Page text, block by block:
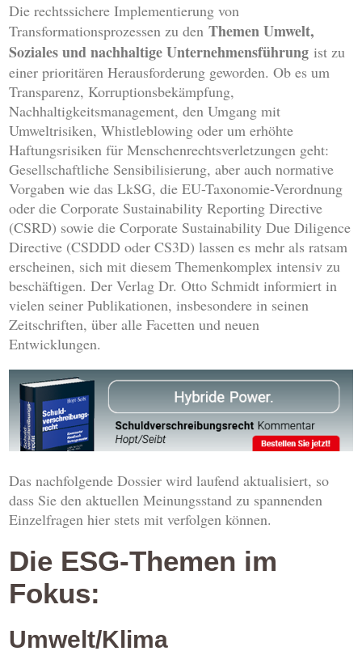
Die rechtssichere Implementierung von
Transformationsprozessen zu denThemen Umwelt,
Soziales und nachhaltige Unternehmensführung ist zu
einer prioritären Herausforderung geworden. Ob es um
Transparenz, Korruptionsbekämpfung,
Nachhaltigkeitsmanagement, den Umgang mit
Umweltrisiken, Whistleblowing oder um erhöhte
Haftungsrisiken für Menschenrechtsverletzungen geht:
Gesellschaftliche Sensibilisierung, aber auch normative
Vorgaben wie das LkSG, die EU-Taxonomie-Verordnung
oder die Corporate Sustainability Reporting Directive
(CSRD) sowie die Corporate Sustainability Due Diligence
Directive (CSDDD oder CS3D) lassen es mehr als ratsam
erscheinen, sich mit diesem Themenkomplex intensiv zu
beschäftigen. Der Verlag Dr. Otto Schmidt informiert in
vielen seiner Publikationen, insbesondere in seinen
Zeitschriften, über alle Facetten und neuen
Entwicklungen.
Das nachfolgende Dossier wird laufend aktualisiert, so
dass Sie den aktuellen Meinungsstand zu spannenden
Einzelfragen hier stets mit verfolgen können.
Die ESG-Themen im
Fokus:
Umwelt/Klima